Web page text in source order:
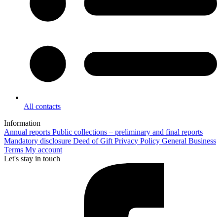
All contacts
Information
Annual reports Public collections – preliminary and final reports
Mandatory disclosure Deed of Gift Privacy Policy General Business
Terms My account
Let's stay in touch